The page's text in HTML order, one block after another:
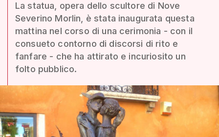
La statua, opera dello scultore di Nove
Severino Morlin, è stata inaugurata questa
mattina nel corso di una cerimonia - con il
consueto contorno di discorsi di rito e
fanfare - che ha attirato e incuriosito un
folto pubblico.